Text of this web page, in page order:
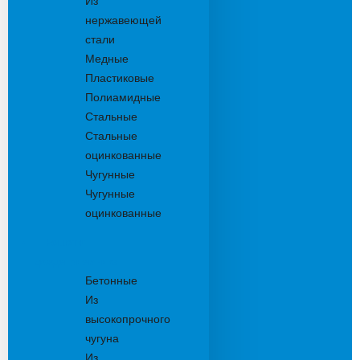
нержавеющей
стали
Медные
Пластиковые
Полиамидные
Стальные
Стальные
оцинкованные
Чугунные
Чугунные
оцинкованные
Бетонные
Из
высокопрочного
чугуна